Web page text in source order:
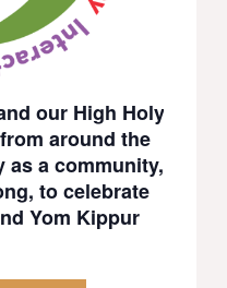
our High Holy
around the
as a community,
to celebrate
Yom Kippur